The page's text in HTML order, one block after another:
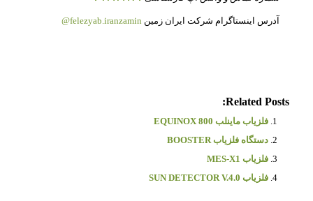
آدرس اینستاگرام شرکت ایران زمین felezyab.iranzamin@
Related Posts:
فلزیاب ماینلب EQUINOX 800
دستگاه فلزیاب BOOSTER
فلزیاب MES-X1
فلزیاب SUN DETECTOR V.4.0